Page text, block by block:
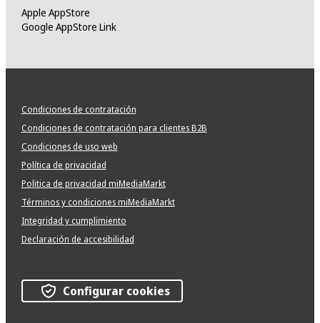
Apple AppStore
Google AppStore Link
Condiciones de contratación
Condiciones de contratación para clientes B2B
Condiciones de uso web
Política de privacidad
Politica de privacidad miMediaMarkt
Términos y condiciones miMediaMarkt
Integridad y cumplimiento
Declaración de accesibilidad
Configurar cookies